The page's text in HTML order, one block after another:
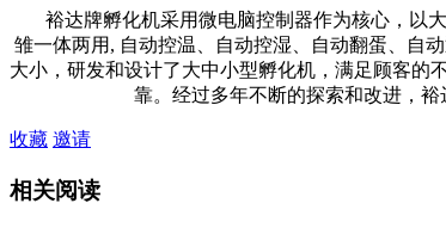
裕达牌孵化机采用微电脑控制器作为核心，以大
雏一体两用, 自动控温、自动控湿、自动翻蛋、自
大小，研发和设计了大中小型孵化机，满足顾客的
靠。经过多年不断的探索和改进，
收藏 邀请
相关阅读